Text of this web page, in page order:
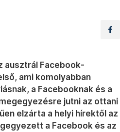
ausztrál Facebook-
ami komolyabban
a Facebooknak és a
jutni az ottani
elzárta a helyi hírektől az
a Facebook és az